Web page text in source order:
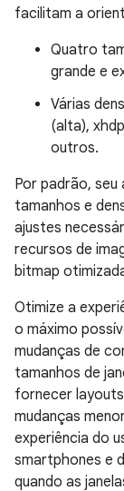
facilitam a
Quatro
grande e
Várias
(alta),
outros.
Por padrão,
tamanhos e
ajustes
recursos de
bitmap
Otimize a
o máximo
mudanças de
tamanhos de
fornecer
mudanças
experiência do
smartphones e
quando as